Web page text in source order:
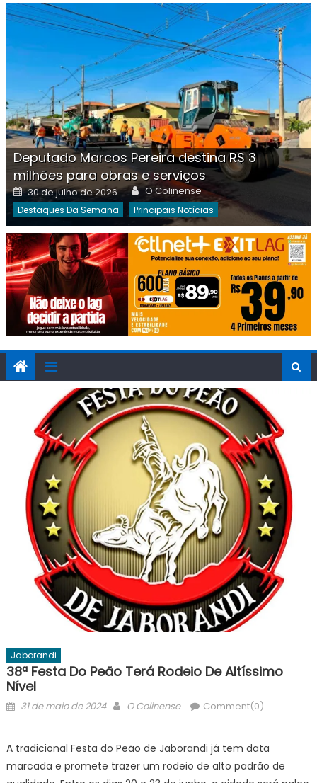
Deputado Marcos Pereira destina R$ 3
milhões para obras e serviços
Posted
on
30 de julho de 2026 Author
O Colinense
Destaques Da Semana Principais Notícias
Jaborandi
38ª Festa Do Peão Terá Rodeio De Altíssimo
Nível
Posted
31 de maio de 2024 Author
O Colinense Comment(0)
A tradicional Festa do Peão de Jaborandi já tem data
marcada e promete trazer um rodeio de alto padrão de